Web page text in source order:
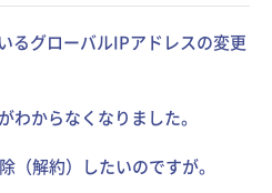
るグローバルIPアドレスの変更
わからなくなりました。
（解約）したいのですが。